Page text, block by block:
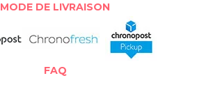
MODE DE LIVRAISON
FAQ